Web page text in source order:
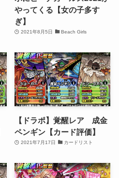
やってくる【女の子多す
ぎ】
2021年8月5日 Beach Girls
【ドラポ】覚醒レア 成金
ペンギン【カード評価】
2021年7月17日 カードリスト